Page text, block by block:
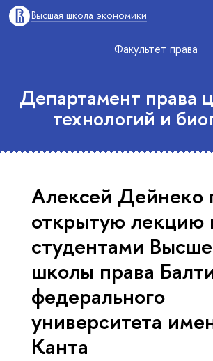
Высшая школа экономики
Факультет права
Департамент права
технологий и
Алексей Дейнеко
открытую лекцию
студентами
школы права
федерального
университета
Канта